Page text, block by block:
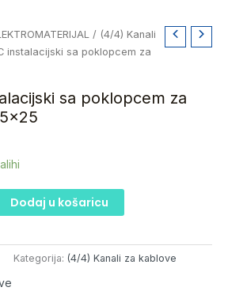
/ (4/4) Kanali
instalacijski sa poklopcem za
sa poklopcem za
Dodaj u košaricu
Kategorija: (4/4) Kanali za kablove